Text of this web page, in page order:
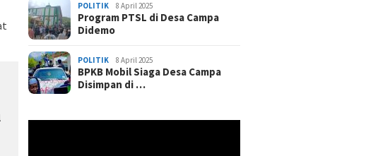
POLITIK 8 April 2025
Program PTSL di Desa Campa
Didemo
POLITIK 8 April 2025
BPKB Mobil Siaga Desa Campa
Disimpan di …